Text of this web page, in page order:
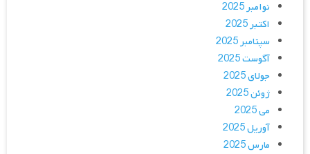
نوامبر 2025
اکتبر 2025
سپتامبر 2025
آگوست 2025
جولای 2025
ژوئن 2025
می 2025
آوریل 2025
مارس 2025